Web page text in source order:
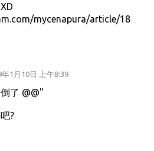
mycenapura/article/18
年1月10日 上午8:39
了 @@"
?